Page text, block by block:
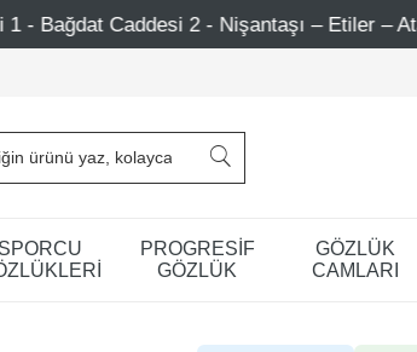
2 - Nişantaşı – Etiler – Ataşehir 750
SPORCU
PROGRESİF
GÖZLÜK
GÖZLÜK
CAMLARI